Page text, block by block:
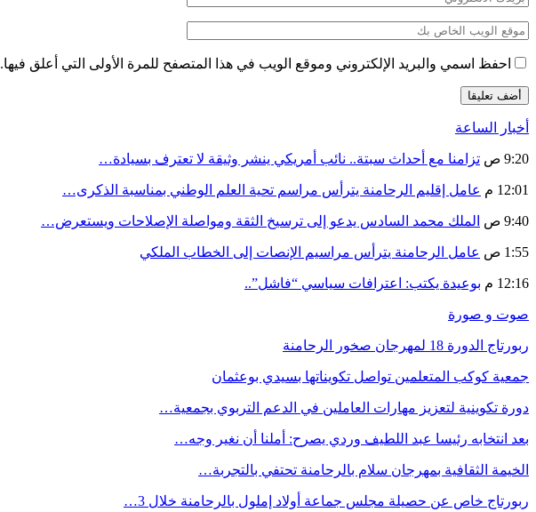
احفظ اسمي والبريد الإلكتروني وموقع الويب في هذا المتصفح للمرة الأولى التي أعلق فيها.
أخبار الساعة
9:20 ص تزامنا مع أحداث سبتة.. نائب أمريكي ينشر وثيقة لا تعترف بسيادة…
12:01 م عامل إقليم الرحامنة يترأس مراسم تحية العلم الوطني بمناسبة الذكرى…
9:40 ص الملك محمد السادس يدعو إلى ترسيخ الثقة ومواصلة الإصلاحات ويستعرض…
1:55 ص عامل الرحامنة يترأس مراسيم الإنصات إلى الخطاب الملكي
12:16 م بوعيدة يكتب: اعترافات سياسي “فاشل”..
صوت و صورة
ربورتاج الدورة 18 لمهرجان صخور الرحامنة
جمعية كوكب المتعلمين تواصل تكويناتها بسيدي بوعثمان
دورة تكوينية لتعزيز مهارات العاملين في الدعم التربوي بجمعية…
بعد انتخابه رئيسا عبد اللطيف وردي يصرح: أملنا أن نغير وجه…
الخيمة الثقافية بمهرجان سلام بالرحامنة تحتفي بالتجربة…
ربورتاج خاص عن حصيلة مجلس جماعة أولاد إملول بالرحامنة خلال 3…